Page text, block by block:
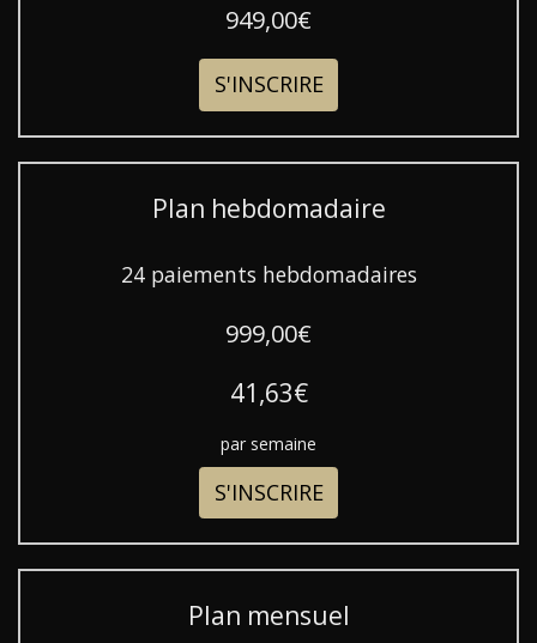
949,00€
S'INSCRIRE
Plan hebdomadaire
24 paiements hebdomadaires
999,00€
41,63€
par semaine
S'INSCRIRE
Plan mensuel